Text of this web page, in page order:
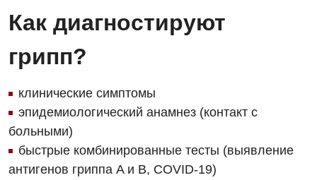
Акушерство и гинекология
Аллергология, иммунология
Андрология
Бесплатные услуги
Декларирование
Русский
Как диагностируют
грипп?
клинические симптомы
эпидемиологический анамнез (контакт с
больными)
быстрые комбинированные тесты (выявление
антигенов гриппа A и B, COVID-19)